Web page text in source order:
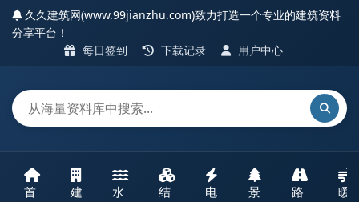
久久建筑网(www.99jianzhu.com)致力打造一个专业的建筑资料
分享平台！
每日签到
下载记录 用户中心
首
建
水
结
电
景
路
暖